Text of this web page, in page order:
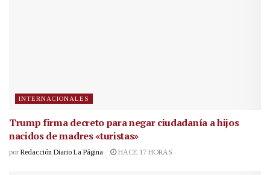
INTERNACIONALES
Trump firma decreto para negar ciudadanía a hijos
nacidos de madres «turistas»
por Redacción Diario La Página HACE 17 HORAS